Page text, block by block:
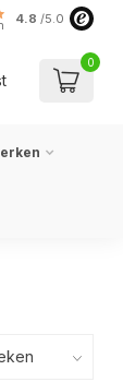
4.8 /5.0
0